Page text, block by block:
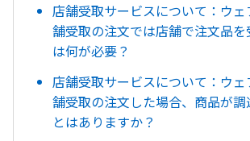
店舗受取サービスについて：ウ
舗受取の注文では店舗で注文品
は何が必要？
店舗受取サービスについて：ウ
舗受取の注文した場合、商品が調
とはありますか？